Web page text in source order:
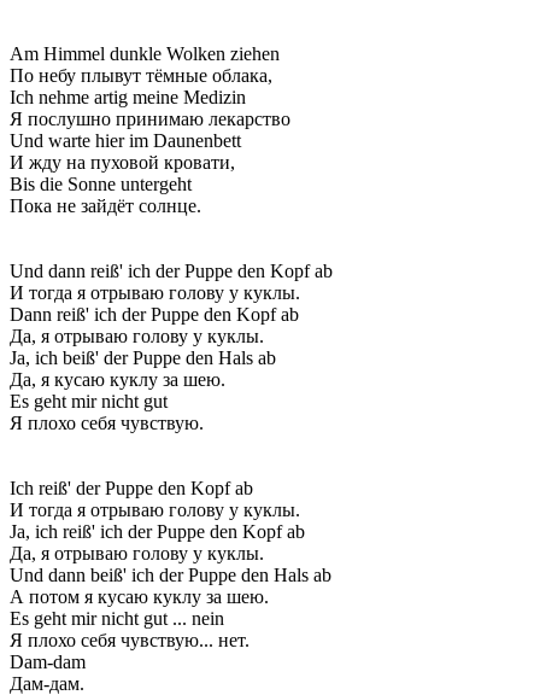
Am Himmel dunkle Wolken ziehen
По небу плывут тёмные облака,
Ich nehme artig meine Medizin
Я послушно принимаю лекарство
Und warte hier im Daunenbett
И жду на пуховой кровати,
Bis die Sonne untergeht
Пока не зайдёт солнце.
Und dann reiß' ich der Puppe den Kopf ab
И тогда я отрываю голову у куклы.
Dann reiß' ich der Puppe den Kopf ab
Да, я отрываю голову у куклы.
Ja, ich beiß' der Puppe den Hals ab
Да, я кусаю куклу за шею.
Es geht mir nicht gut
Я плохо себя чувствую.
Ich reiß' der Puppe den Kopf ab
И тогда я отрываю голову у куклы.
Ja, ich reiß' ich der Puppe den Kopf ab
Да, я отрываю голову у куклы.
Und dann beiß' ich der Puppe den Hals ab
А потом я кусаю куклу за шею.
Es geht mir nicht gut ... nein
Я плохо себя чувствую... нет.
Dam-dam
Дам-дам.